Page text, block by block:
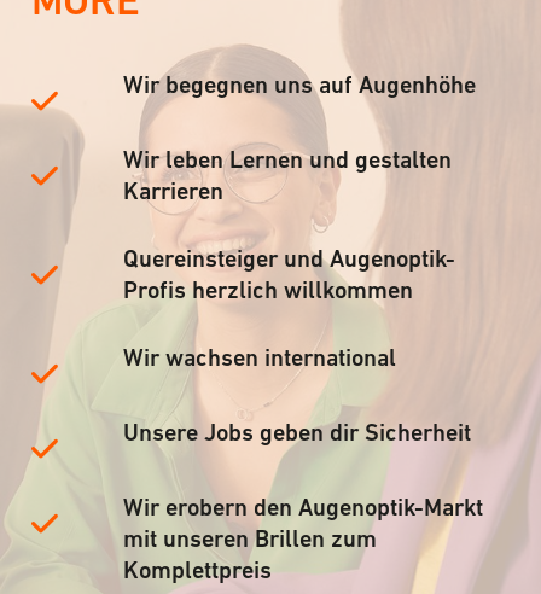
Wir begegnen uns auf Augenhöhe
Wir leben Lernen und gestalten
Karrieren
Quereinsteiger und Augenoptik-
Profis herzlich willkommen
Wir wachsen international
Unsere Jobs geben dir Sicherheit
Wir erobern den Augenoptik-Markt
mit unseren Brillen zum
Komplettpreis